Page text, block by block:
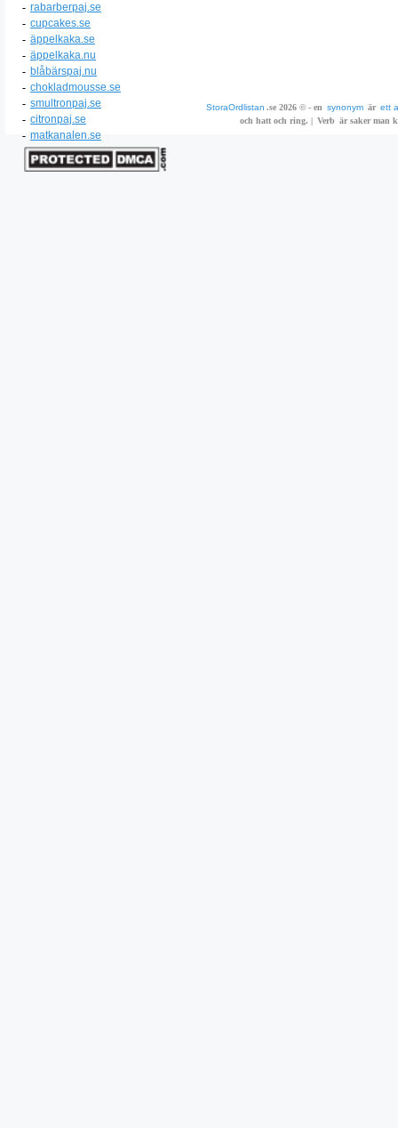
- rabarberpaj.se
- cupcakes.se
- äppelkaka.se
- äppelkaka.nu
- blåbärspaj.nu
- chokladmousse.se
- smultronpaj.se
- citronpaj.se
- matkanalen.se
StoraOrdlistan .se 2026 © - en synonym är ett
och hatt och ring. | Verb är saker man